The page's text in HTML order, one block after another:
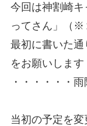
今回は神割崎
ってさん」（※
最初に書いた通
をお願いします
・・・・・・
当初の予定を